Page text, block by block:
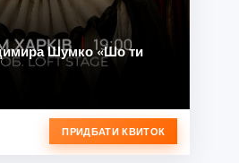
Шумко «Шо ти
ПРИДБАТИ КВИТОК